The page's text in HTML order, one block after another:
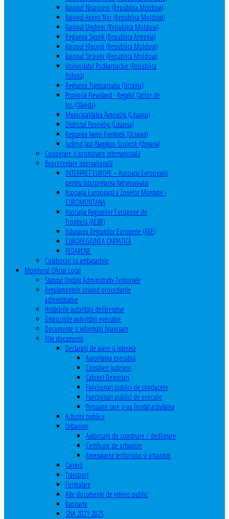
Raionul Nisporeni (Republica Moldova)
Raionul Anenii Noi (Republica Moldova)
Raionul Ungheni (Republica Moldova)
Regiunea Syunik (Republica Armenia)
Raionul Hîncești (Republica Moldova)
Raionul Străşeni (Republica Moldova)
Voievodatul Podkarpackie (Republica
Polonă)
Regiunea Transcarpatia (Ucraina)
Provincia Flevoland - Regatul Ţărilor de
Jos (Olanda)
Municipalitatea Panevėžys (Lituania)
Districtul Panevėžys (Lituania)
Regiunea Ivano-Frankivsk (Ucraina)
Judeţul Jasz-Nagykun-Szolnok (Ungaria)
Cooperare şi promovare internaţională
Reprezentare internaţională
INTERPRET EUROPE – Asociația Europeană
pentru Interpretarea Patrimoniului
Asociația Europeană a Zonelor Montane -
EUROMONTANA
Asociația Regiunilor Europene de
Frontieră (AEBR)
Adunarea Regiunilor Europene (ARE)
EUROREGIUNEA CARPATICĂ
FEDARENE
Colaborări cu ambasadele
Monitorul Oficial Local
Statutul Unităţii Administrativ-Teritoriale
Regulamentele privind procedurile
administrative
Hotărârile autorităţii deliberative
Dispoziţiile autorităţii executive
Documente şi informaţii financiare
Alte documente
Declaraţii de avere şi interese
Autoritatea executivă
Consilieri judeţeni
Cabinet Demnitari
Funcţionari publici de conducere
Funcționari publici de execuție
Persoane care şi-au încetat activitatea
Achiziţii publice
Urbanism
Autorizații de construire / desființare
Certificate de urbanism
Amenajarea teritoriului şi urbanism
Carieră
Transport
Formulare
Alte documente de interes public
Rapoarte
SNA 2021-2025